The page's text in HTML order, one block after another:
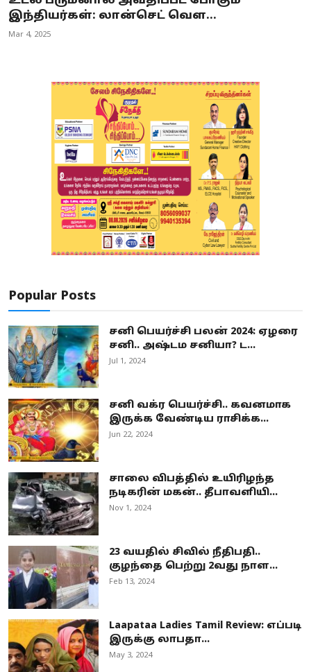
இந்தியர்கள்: லான்செட் வெள...
Mar 4, 2025
Popular Posts
சனி பெயர்ச்சி பலன் 2024: ஏழரை
சனி.. அஷ்டம சனியா? ட...
Jul 1, 2024
சனி வக்ர பெயர்ச்சி.. கவனமாக
இருக்க வேண்டிய ராசிக்க...
Jun 22, 2024
சாலை விபத்தில் உயிரிழந்த
நடிகரின் மகன்.. தீபாவளியி...
Nov 1, 2024
23 வயதில் சிவில் நீதிபதி..
குழந்தை பெற்று 2வது நாள...
Feb 13, 2024
Laapataa Ladies Tamil Review: எப்படி
இருக்கு லாபதா...
May 3, 2024